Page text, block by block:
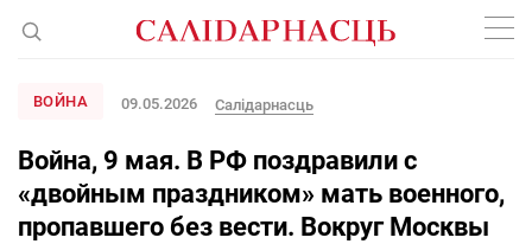
ВОЙНА 09.05.2026 Салідарнасць
Война, 9 мая. В РФ поздравили с
«двойным праздником» мать военного,
пропавшего без вести. Вокруг Москвы